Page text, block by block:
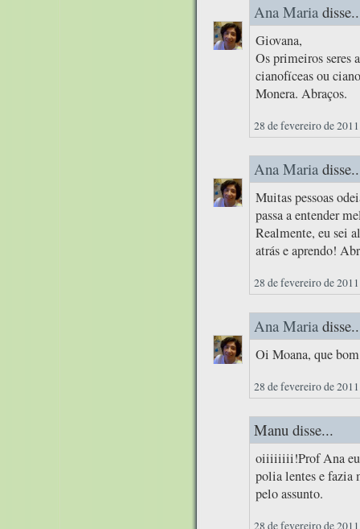
Ana Maria
Giovana,
Os primeiros seres
cianofíceas ou
Monera. Abraços.
28 de fevereiro de
Ana Maria
Muitas pessoas
passa a entender
Realmente, eu sei
atrás e aprendo!
28 de fevereiro de
Ana Maria
Oi Moana, que
28 de fevereiro de
Manu disse...
oiiiiiiii!Prof Ana eu
polia lentes e fazia
pelo assunto.
28 de fevereiro de